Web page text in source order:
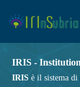
IRIS -
IRIS è il sistema di